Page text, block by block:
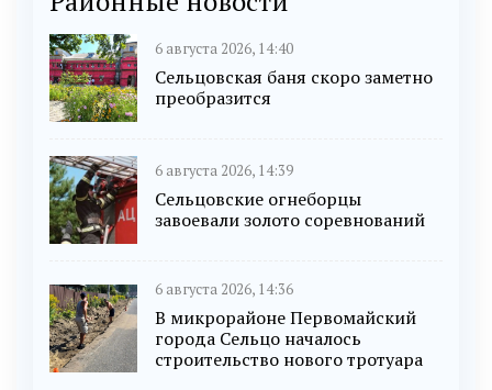
6 августа 2026, 14:40
Сельцовская баня скоро заметно
преобразится
6 августа 2026, 14:39
Сельцовские огнеборцы
завоевали золото соревнований
6 августа 2026, 14:36
В микрорайоне Первомайский
города Сельцо началось
строительство нового тротуара